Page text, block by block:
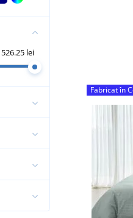
526.25 lei
Fabricat în